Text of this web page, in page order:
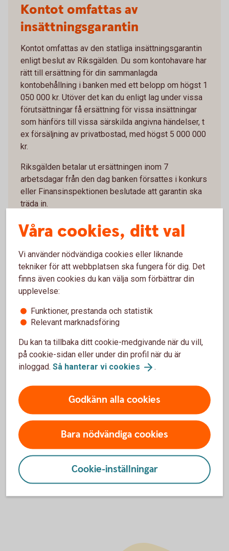
Kontot omfattas av
insättningsgarantin
Kontot omfattas av den statliga insättningsgarantin
enligt beslut av Riksgälden. Du som kontohavare har
rätt till ersättning för din sammanlagda
kontobehållning i banken med ett belopp om högst 1
050 000 kr. Utöver det kan du enligt lag under vissa
förutsättningar få ersättning för vissa insättningar
som hänförs till vissa särskilda angivna händelser, t
ex försäljning av privatbostad, med högst 5 000 000
kr.
Riksgälden betalar ut ersättningen inom 7
arbetsdagar från den dag banken försattes i konkurs
eller Finansinspektionen beslutade att garantin ska
träda in.
Insättningsgarantin
Lidköpingskonto - mer
Så här fungerar Lidköpingskontot
Ränta
Villkor och övrig information
Våra cookies, ditt val
Vi använder nödvändiga cookies eller liknande
tekniker för att webbplatsen ska fungera för dig. Det
finns även cookies du kan välja som förbättrar din
upplevelse:
Funktioner, prestanda och statistik
Relevant marknadsföring
Du kan ta tillbaka ditt cookie-medgivande när du vill,
på cookie-sidan eller under din profil när du är
inloggad. Så hanterar vi cookies .
Godkänn alla cookies
Bara nödvändiga cookies
Cookie-inställningar